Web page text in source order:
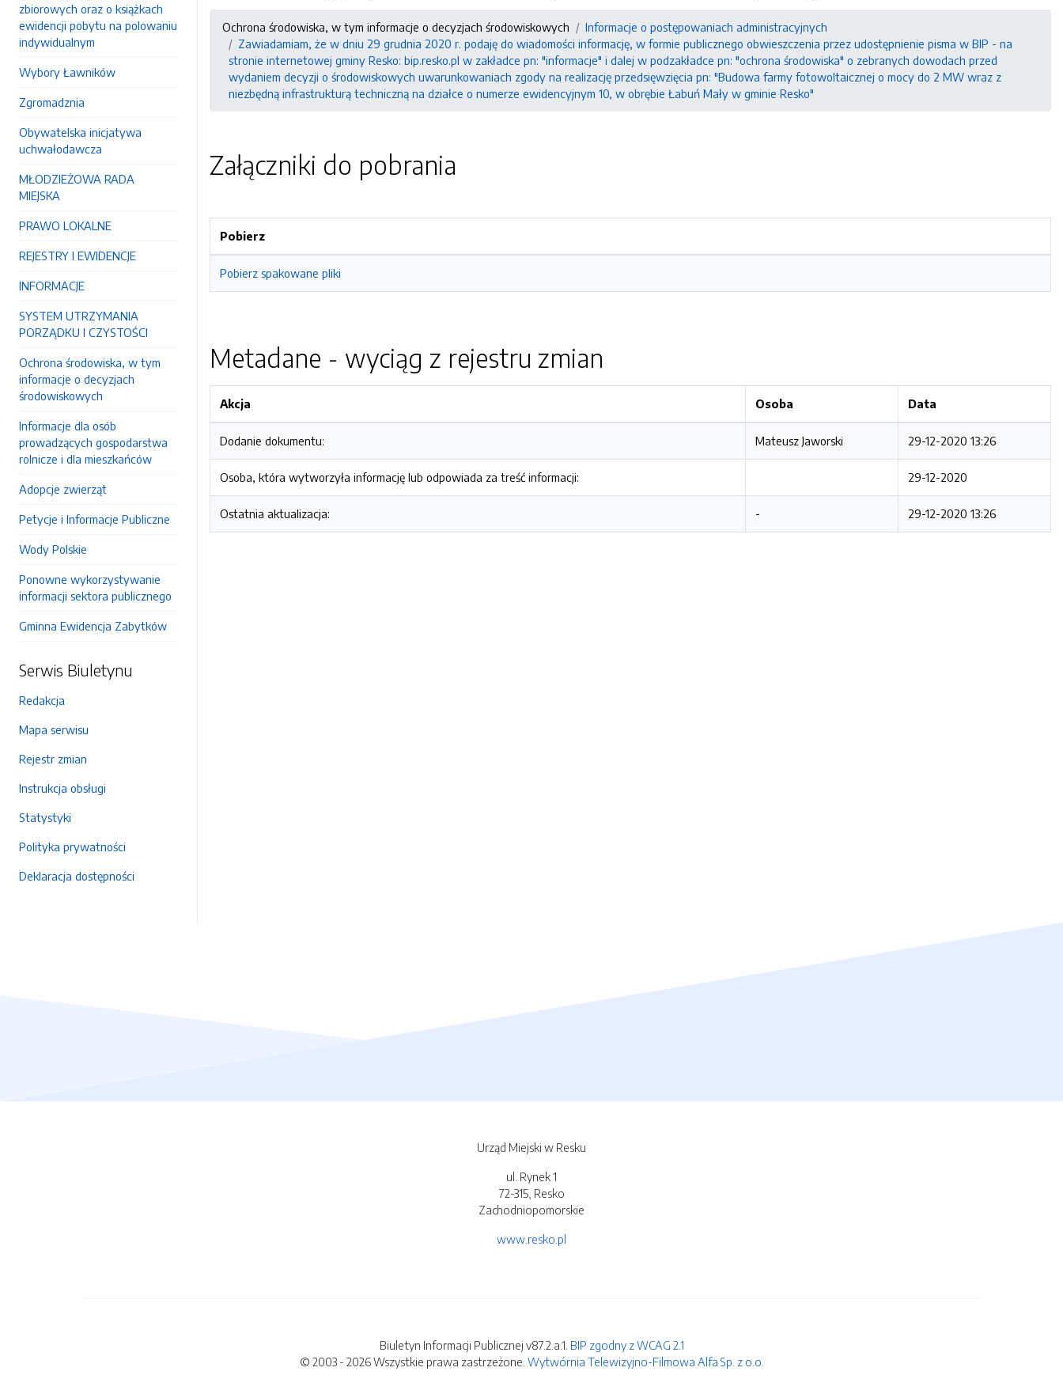
zbiorowych oraz o książkach
ewidencji pobytu na polowaniu
indywidualnym
Wybory Ławników
Zgromadznia
Obywatelska inicjatywa
uchwałodawcza
MŁODZIEŻOWA RADA
MIEJSKA
PRAWO LOKALNE
REJESTRY I EWIDENCJE
INFORMACJE
SYSTEM UTRZYMANIA
PORZĄDKU I CZYSTOŚCI
Ochrona środowiska, w tym
informacje o decyzjach
środowiskowych
Informacje dla osób
prowadzących gospodarstwa
rolnicze i dla mieszkańców
Adopcje zwierząt
Petycje i Informacje Publiczne
Wody Polskie
Ponowne wykorzystywanie
informacji sektora publicznego
Gminna Ewidencja Zabytków
Serwis Biuletynu
Redakcja
Mapa serwisu
Rejestr zmian
Instrukcja obsługi
Statystyki
Polityka prywatności
Deklaracja dostępności
Ochrona środowiska, w tym informacje o decyzjach środowiskowych
Informacje o postępowaniach administracyjnych
Zawiadamiam, że w dniu 29 grudnia 2020 r. podaję do wiadomości informację, w formie publicznego obwieszczenia przez udostępnienie pisma w BIP - na
stronie internetowej gminy Resko: bip.resko.pl w zakładce pn: "informacje" i dalej w podzakładce pn: "ochrona środowiska" o zebranych dowodach przed
wydaniem decyzji o środowiskowych uwarunkowaniach zgody na realizację przedsięwzięcia pn: "Budowa farmy fotowoltaicznej o mocy do 2 MW wraz z
niezbędną infrastrukturą techniczną na działce o numerze ewidencyjnym 10, w obrębie Łabuń Mały w gminie Resko"
Załączniki do pobrania
Pobierz
Pobierz spakowane pliki
Metadane - wyciąg z rejestru zmian
Akcja Osoba Data
Dodanie dokumentu: Mateusz Jaworski 29-12-2020 13:26
Osoba, która wytworzyła informację lub odpowiada za treść informacji: 29-12-2020
Ostatnia aktualizacja: - 29-12-2020 13:26
Urząd Miejski w Resku
ul. Rynek 1
72-315, Resko
Zachodniopomorskie
www.resko.pl
Biuletyn Informacji Publicznej v87.2.a.1. BIP zgodny z WCAG 2.1
© 2003 - 2026 Wszystkie prawa zastrzeżone. Wytwórnia Telewizyjno-Filmowa Alfa Sp. z o.o.